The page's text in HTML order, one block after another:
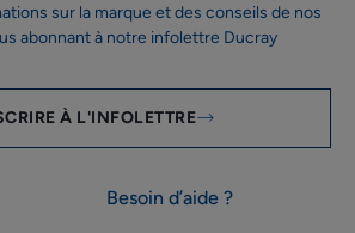
sur la marque et des conseils de nos
abonnant à notre infolettre Ducray
À L'INFOLETTRE
Besoin d’aide ?